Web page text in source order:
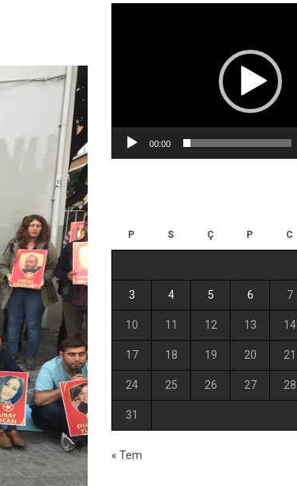
00:00
P S Ç P C
3 4 5 6 7
10 11 12 13 14
17 18 19 20 21
24 25 26 27 28
31
« Tem